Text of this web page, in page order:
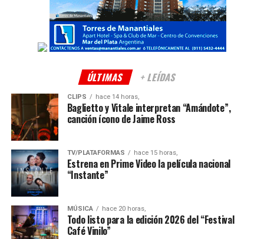
ÚLTIMAS + LEÍDAS
CLIPS hace 14 horas,
Baglietto y Vitale interpretan “Amándote”,
canción ícono de Jaime Ross
TV/PLATAFORMAS hace 15 horas,
Estrena en Prime Video la película nacional
“Instante”
MÚSICA hace 20 horas,
Todo listo para la edición 2026 del “Festival
Café Vinilo”